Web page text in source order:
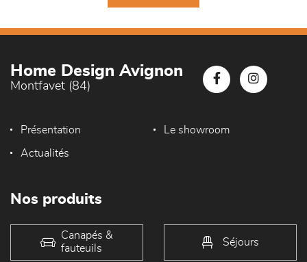
Home Design Avignon
Montfavet (84)
Présentation Le showroom
Actualités
Nos produits
Canapés &
fauteuils
Séjours